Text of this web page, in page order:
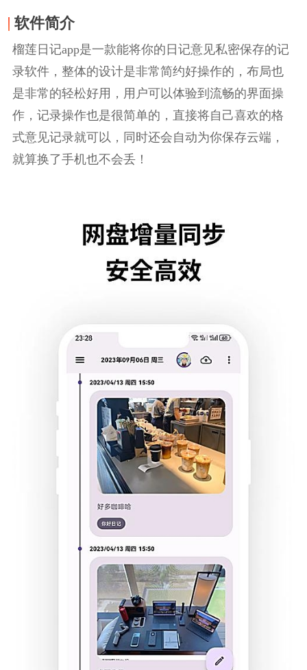
软件简介
榴莲日记app是一款能将你的日记意见私密保存的记
录软件，整体的设计是非常简约好操作的，布局也
是非常的轻松好用，用户可以体验到流畅的界面操
作，记录操作也是很简单的，直接将自己喜欢的格
式意见记录就可以，同时还会自动为你保存云端，
就算换了手机也不会丢！